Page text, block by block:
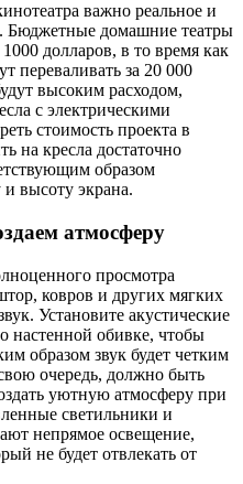
важно реальное и
Бюджетные домашние театры
долларов, в то время как
переваливать за 20 000
высоким расходом,
с электрическими
стоимость проекта в
на кресла достаточно
образом
высоту экрана.
атмосферу
просмотра
ковров и других мягких
Установите акустические
настенной обивке, чтобы
образом звук будет четким
очередь, должно быть
уютную атмосферу при
светильники и
непрямое освещение,
не будет отвлекать от